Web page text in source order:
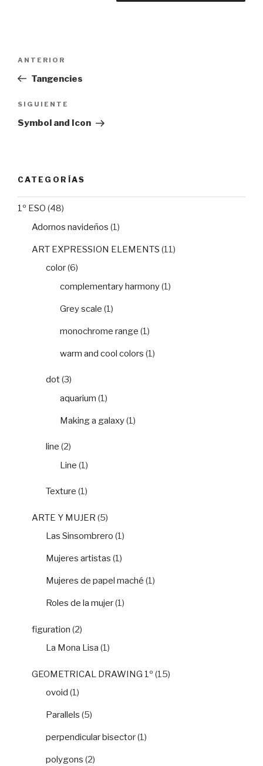
entradas
Entrada
anterior:
ANTERIOR
Tangencies
Siguiente
entrada
SIGUIENTE
Symbol and Icon
CATEGORÍAS
1º ESO (48)
Adornos navideños (1)
ART EXPRESSION ELEMENTS (11)
color(6)
complementary harmony(1)
Grey scale (1)
monochrome range (1)
warm and cool colors (1)
dot(3)
aquarium (1)
Making a galaxy(1)
line (2)
Line (1)
Texture (1)
ARTE Y MUJER (5)
Las Sinsombrero (1)
Mujeres artistas (1)
Mujeres de papel maché (1)
Roles de la mujer(1)
figuration (2)
La Mona Lisa (1)
GEOMETRICAL DRAWING 1º (15)
ovoid (1)
Parallels (5)
perpendicular bisector(1)
polygons (2)